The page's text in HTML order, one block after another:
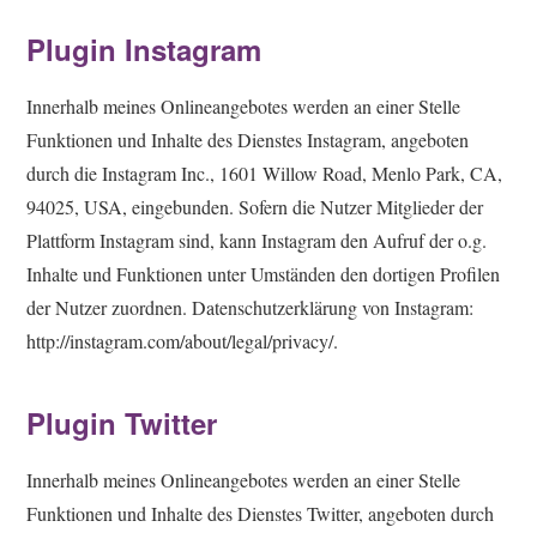
Plugin Instagram
Innerhalb meines Onlineangebotes werden an einer Stelle
Funktionen und Inhalte des Dienstes Instagram, angeboten
durch die Instagram Inc., 1601 Willow Road, Menlo Park, CA,
94025, USA, eingebunden. Sofern die Nutzer Mitglieder der
Plattform Instagram sind, kann Instagram den Aufruf der o.g.
Inhalte und Funktionen unter Umständen den dortigen Profilen
der Nutzer zuordnen. Datenschutzerklärung von Instagram:
http://instagram.com/about/legal/privacy/.
Plugin Twitter
Innerhalb meines Onlineangebotes werden an einer Stelle
Funktionen und Inhalte des Dienstes Twitter, angeboten durch